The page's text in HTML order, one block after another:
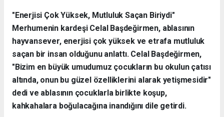
"Enerjisi Çok Yüksek, Mutluluk Saçan Biriydi"
Merhumenin kardeşi Celal Başdeğirmen, ablasının
hayvansever, enerjisi çok yüksek ve etrafa mutluluk
saçan bir insan olduğunu anlattı. Celal Başdeğirmen,
"Bizim en büyük umudumuz çocukların bu okulun çatısı
altında, onun bu güzel özelliklerini alarak yetişmesidir"
dedi ve ablasının çocuklarla birlikte koşup,
kahkahalara boğulacağına inandığını dile getirdi.